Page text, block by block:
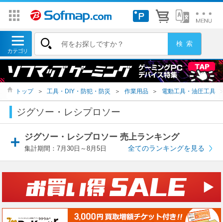
トップ ＞ 工具・DIY・防犯・防災 ＞ 作業用品 ＞ 電動工具・油圧工具
ジグソー・レシプロソー
ジグソー・レシプロソー 売上ランキング
集計期間：7月30日～8月5日 全てのランキングを見る